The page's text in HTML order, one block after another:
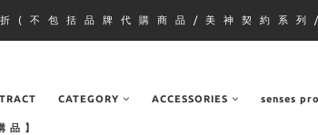
( 不 包 括 品 牌 代 購 商 品 / 美 神 契 約 系 列
CATEGORY ACCESSORIES senses
品 】